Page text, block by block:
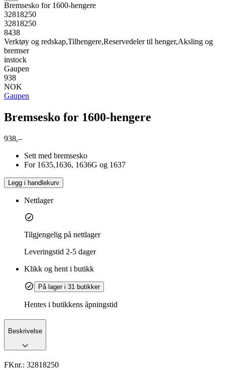
Bremsesko for 1600-hengere
32818250
32818250
8438
Verktøy og redskap,Tilhengere,Reservedeler til henger,Aksling og
bremser
instock
Gaupen
938
NOK
Gaupen
Bremsesko for 1600-hengere
938,–
Sett med bremsesko
For 1635,1636, 1636G og 1637
Legg i handlekurv
Nettlager
Tilgjengelig på nettlager
Leveringstid 2-5 dager
Klikk og hent i butikk
På lager i 31 butikker
Hentes i butikkens åpningstid
Beskrivelse
FKnr.: 32818250